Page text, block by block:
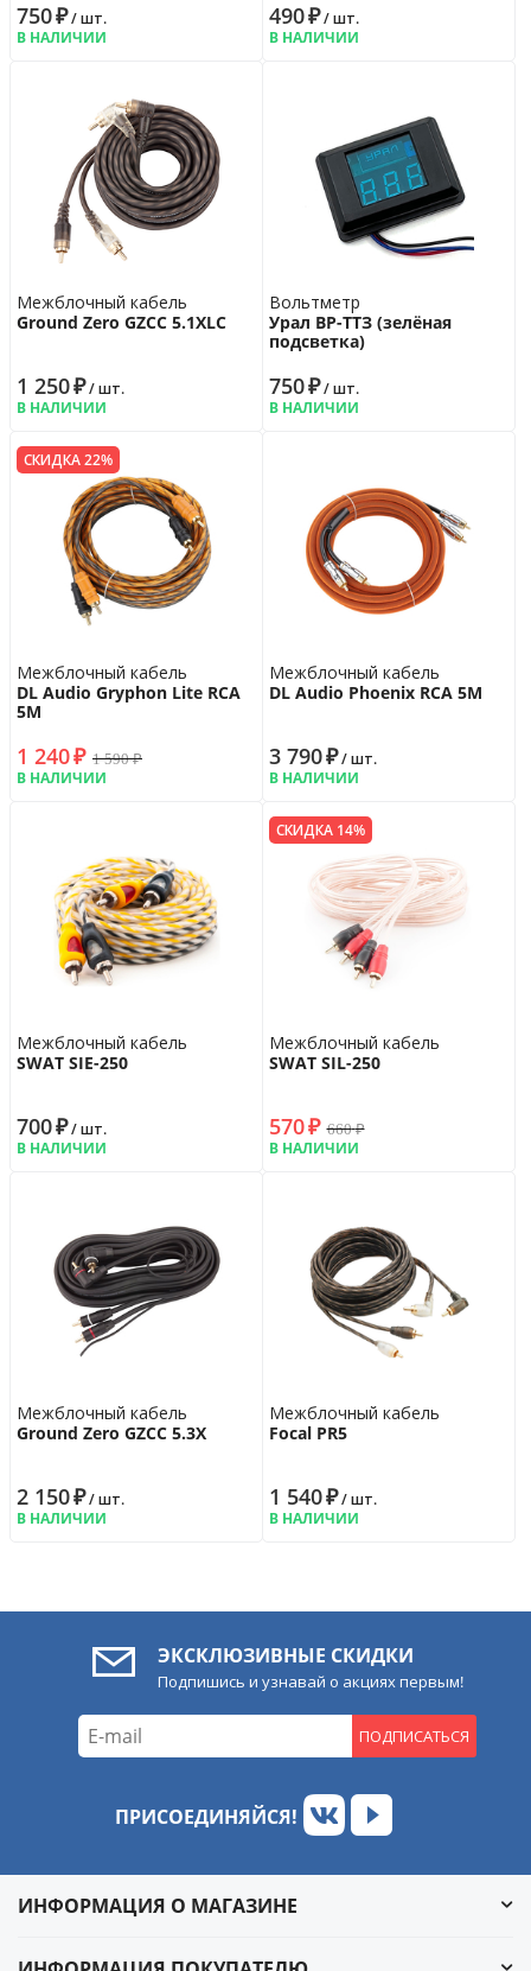
750₽/ шт.
В НАЛИЧИИ
490₽/ шт.
В НАЛИЧИИ
Межблочный кабель
Ground Zero GZCC 5.1XLC
1 250₽/ шт.
В НАЛИЧИИ
Вольтметр
Урал ВР-ТТЗ (зелёная
подсветка)
750₽/ шт.
В НАЛИЧИИ
СКИДКА 22%
Межблочный кабель
DL Audio Gryphon Lite RCA
5M
1 240₽ 1 590₽
В НАЛИЧИИ
Межблочный кабель
DL Audio Phoenix RCA 5M
3 790₽/ шт.
В НАЛИЧИИ
Межблочный кабель
SWAT SIE-250
700₽/ шт.
В НАЛИЧИИ
СКИДКА 14%
Межблочный кабель
SWAT SIL-250
570₽ 660₽
В НАЛИЧИИ
Межблочный кабель
Ground Zero GZCC 5.3X
2 150₽/ шт.
В НАЛИЧИИ
Межблочный кабель
Focal PR5
1 540₽/ шт.
В НАЛИЧИИ
ЭКСКЛЮЗИВНЫЕ СКИДКИ
Подпишись и узнавай о акциях первым!
ПОДПИСАТЬСЯ
ПРИСОЕДИНЯЙСЯ!
ИНФОРМАЦИЯ О МАГАЗИНЕ